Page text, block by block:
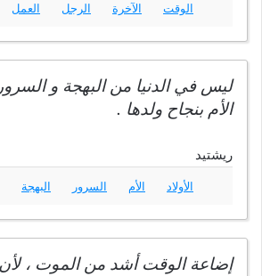
الوقت الآخرة الرجل العمل
ليس في الدنيا من البهجة و
الأم بنجاح ولدها .
ريشتيد
الأولاد الأم السرور البهجة
إضاعة الوقت أشد من الموت ،